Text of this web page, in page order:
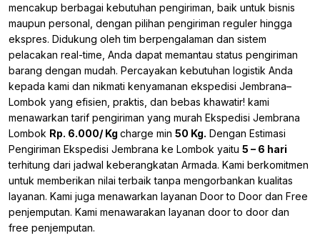
mencakup berbagai kebutuhan pengiriman, baik untuk bisnis
maupun personal, dengan pilihan pengiriman reguler hingga
ekspres. Didukung oleh tim berpengalaman dan sistem
pelacakan real-time, Anda dapat memantau status pengiriman
barang dengan mudah. Percayakan kebutuhan logistik Anda
kepada kami dan nikmati kenyamanan ekspedisi Jembrana–
Lombok yang efisien, praktis, dan bebas khawatir! kami
menawarkan tarif pengiriman yang murah Ekspedisi Jembrana
Lombok Rp. 6.000/ Kg charge min 50 Kg. Dengan Estimasi
Pengiriman Ekspedisi Jembrana ke Lombok yaitu 5 – 6 hari
terhitung dari jadwal keberangkatan Armada. Kami berkomitmen
untuk memberikan nilai terbaik tanpa mengorbankan kualitas
layanan. Kami juga menawarkan layanan Door to Door dan Free
penjemputan. Kami menawarakan layanan door to door dan
free penjemputan.